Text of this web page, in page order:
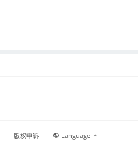
版权申诉 Language